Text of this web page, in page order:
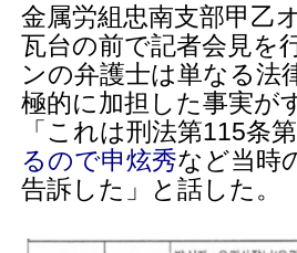
金属労組忠南支部甲乙
瓦台の前で記者会見を
ンの弁護士は単なる法
極的に加担した事実が
「これは刑法第115条
るので申炫秀など当時
告訴した」と話した。